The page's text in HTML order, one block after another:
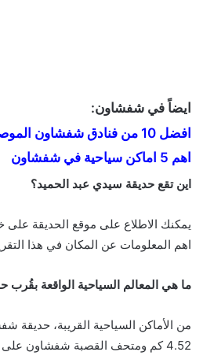
ايضاً في شفشاون:
افضل 10 من فنادق شفشاون الموصى بها
اهم 5 اماكن سياحية في شفشاون
اين تقع حديقة سيدي عبد الحميد؟
يمكنك الاطلاع على موقع الحديقة على
اهم المعلومات عن المكان في هذا
ما هي المعالم السياحية الواقعة
من الأماكن السياحية القريبة، حديقة
4.52 كم ومتحف القصبة شفشاون على بعد 3.54 كم